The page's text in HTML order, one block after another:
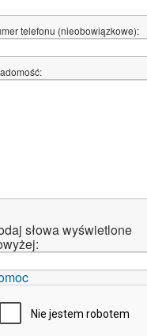
telefonu (nieobowiązkowe):
słowa wyświetlone